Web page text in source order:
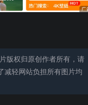
版权归原创作者所有，请
减轻网站负担所有图片均